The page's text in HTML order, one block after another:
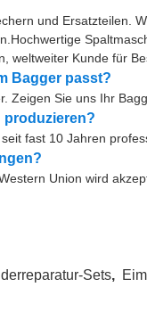
und Ersatzteilen.
weltweiter Kunde für
Bagger passt?
Zeigen Sie uns Ihr
produzieren?
fast 10 Jahren
Union wird
Sets,